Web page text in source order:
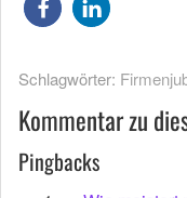
Schlagwörter:
Kommentar zu
Pingbacks